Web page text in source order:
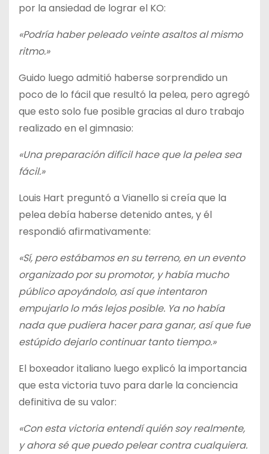
por la ansiedad de lograr el KO:
«Podría haber peleado veinte asaltos al mismo
ritmo.»
Guido luego admitió haberse sorprendido un
poco de lo fácil que resultó la pelea, pero agregó
que esto solo fue posible gracias al duro trabajo
realizado en el gimnasio:
«Una preparación difícil hace que la pelea sea
fácil.»
Louis Hart preguntó a Vianello si creía que la
pelea debía haberse detenido antes, y él
respondió afirmativamente:
«Sí, pero estábamos en su terreno, en un evento
organizado por su promotor, y había mucho
público apoyándolo, así que intentaron
empujarlo lo más lejos posible. Ya no había
nada que pudiera hacer para ganar, así que fue
estúpido dejarlo continuar tanto tiempo.»
El boxeador italiano luego explicó la importancia
que esta victoria tuvo para darle la conciencia
definitiva de su valor:
«Con esta victoria entendí quién soy realmente,
y ahora sé que puedo pelear contra cualquiera.